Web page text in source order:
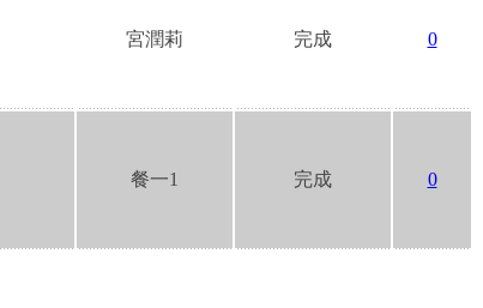
宮潤莉 完成 0
餐一1 完成 0